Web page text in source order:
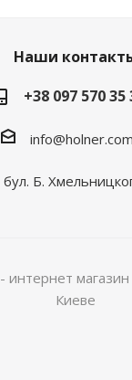
Наши
+38 097 570 35
бул. Б.
интернет
Киеве